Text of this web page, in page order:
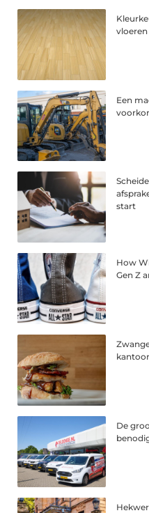
Een
start
How
Gen Z
De